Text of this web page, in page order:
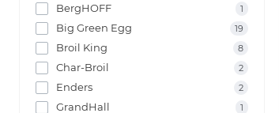
BergHOFF 1
Big Green Egg 19
Broil King 8
Char-Broil 2
Enders 2
GrandHall 1